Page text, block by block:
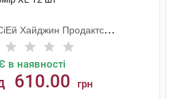
Хайджин Продактс
в наявності
610.00 грн